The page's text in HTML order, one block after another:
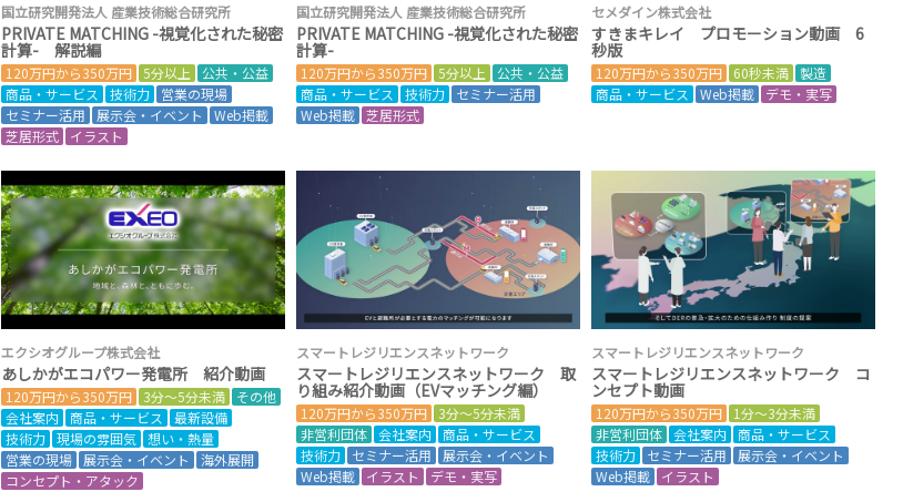
国立研究開発法人 産業技術総合研究所
PRIVATE MATCHING -視覚化された秘密
計算- 解説編
120万円から350万円 5分以上
公共・公益
商品・サービス
技術力
営業の現場
セミナー活用
展示会・イベント
Web掲載
芝居形式
イラスト
国立研究開発法人 産業技術総合研究所
PRIVATE MATCHING -視覚化された秘密
計算-
120万円から350万円 5分以上
公共・公益
商品・サービス
技術力
セミナー活用
Web掲載
芝居形式
セメダイン株式会社
すきまキレイ プロモーション動画 6
秒版
120万円から350万円 60秒未満
製造
商品・サービス
Web掲載 デモ・実写
エクシオグループ株式会社
あしかがエコパワー発電所 紹介動画
120万円から350万円 3分～5分未満
その他
会社案内
商品・サービス
最新設備
技術力
現場の雰囲気
想い・熱量
営業の現場
展示会・イベント
海外展開
コンセプト・アタック
スマートレジリエンスネットワーク
スマートレジリエンスネットワーク 取
り組み紹介動画（EVマッチング編）
120万円から350万円
3分～5分未満
非営利団体
会社案内
商品・サービス
技術力
セミナー活用
展示会・イベント
Web掲載
イラスト デモ・実写
スマートレジリエンスネットワーク
スマートレジリエンスネットワーク コ
ンセプト動画
120万円から350万円
1分～3分未満
非営利団体
会社案内
商品・サービス
技術力
セミナー活用
展示会・イベント
Web掲載
イラスト